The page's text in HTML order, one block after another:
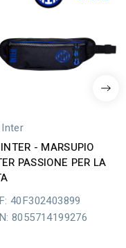
- MARSUPIO
PASSIONE PER LA
40F302403899
8055714199276